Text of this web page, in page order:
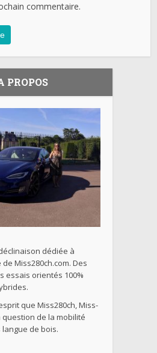
commentaire.
PROPOS
dédiée à
Miss280ch.com. Des
essais orientés 100%
que Miss280ch, Miss-
de la mobilité
de bois.